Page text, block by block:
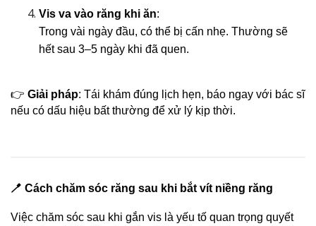
Vis va vào răng khi ăn:
Trong vài ngày đầu, có thể bị cấn nhẹ. Thường sẽ
hết sau 3–5 ngày khi đã quen.
👉 Giải pháp: Tái khám đúng lịch hẹn, báo ngay với bác sĩ
nếu có dấu hiệu bất thường để xử lý kịp thời.
🪥 Cách chăm sóc răng sau khi bắt vít niềng răng
Việc chăm sóc sau khi gắn vis là yếu tố quan trọng quyết